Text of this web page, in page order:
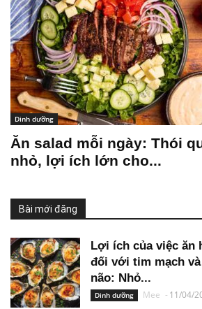
Dinh dưỡng
Ăn salad mỗi ngày: Thói
nhỏ, lợi ích lớn cho...
Bài mới đăng
Lợi ích của việc ăn
đối với tim mạch
não: Nhỏ...
Dinh dưỡng Mee - 11/04/